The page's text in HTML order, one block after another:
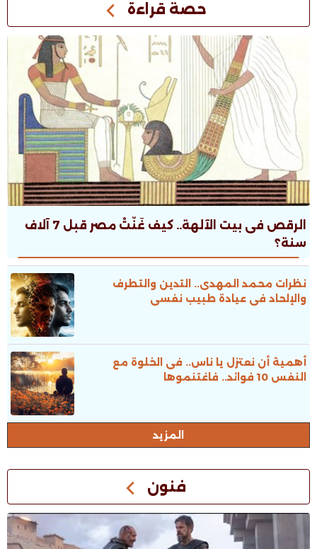
حصة قراءة
الرقص فى بيت الآلهة.. كيف غَنَّتْ مصر قبل 7 آلاف
سنة؟
نظرات محمد المهدى.. التدين والتطرف
والإلحاد فى عيادة طبيب نفسى
أهمية أن نعتزل يا ناس.. فى الخلوة مع
النفس 10 فوائد.. فاغتنموها
المزيد
فنون